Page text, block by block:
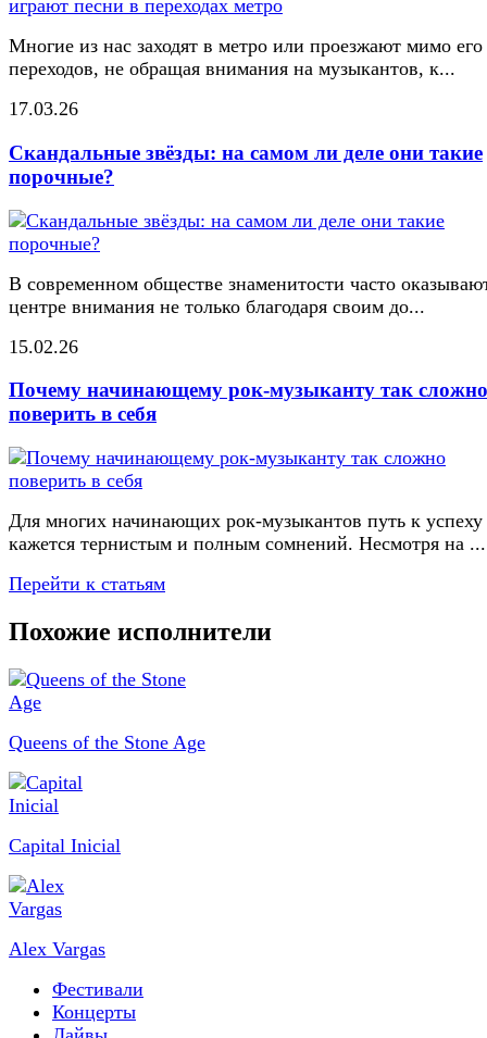
Многие из нас заходят в метро или проезжают мимо его
переходов, не обращая внимания на музыкантов, к...
17.03.26
Скандальные звёзды: на самом ли деле они такие
порочные?
В современном обществе знаменитости часто
центре внимания не только благодаря своим до...
15.02.26
Почему начинающему рок-музыканту так сложно
поверить в себя
Для многих начинающих рок-музыкантов путь к успеху
кажется тернистым и полным сомнений. Несмотря на ...
Перейти к статьям
Похожие исполнители
Queens of the Stone Age
Capital Inicial
Alex Vargas
Фестивали
Концерты